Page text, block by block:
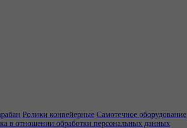
Ролики конвейерные Самотечное оборудование
в отношении обработки персональных данных